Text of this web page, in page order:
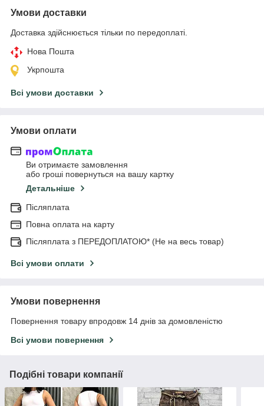
Умови доставки
Доставка здійснюється тільки по передоплаті.
Нова Пошта
Укрпошта
Всі умови доставки
Умови оплати
Ви отримаєте замовлення
або гроші повернуться на вашу картку
Детальніше
Післяплата
Повна оплата на карту
Післяплата з ПЕРЕДОПЛАТОЮ* (Не на весь товар)
Всі умови оплати
Умови повернення
Повернення товару впродовж 14 днів за домовленістю
Всі умови повернення
Подібні товари компанії